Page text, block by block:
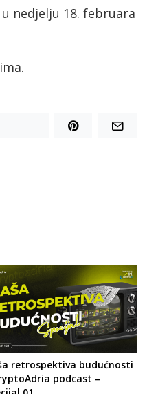
nedjelju 18. februara
retrospektiva budućnosti
podcast –